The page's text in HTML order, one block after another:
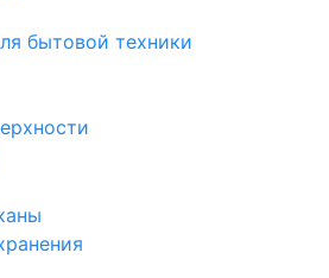
бытовой техники